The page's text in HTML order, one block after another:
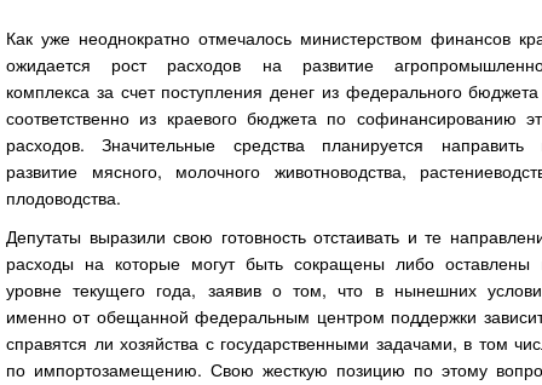
Как уже неоднократно отмечалось министерством финансов
ожидается рост расходов на развитие
комплекса за счет поступления денег из федерального
соответственно из краевого бюджета по софинансированию
расходов. Значительные средства планируется направить
развитие мясного, молочного животноводства,
плодоводства.
Депутаты выразили свою готовность отстаивать и те
расходы на которые могут быть сокращены либо оставлены
уровне текущего года, заявив о том, что в нынешних
именно от обещанной федеральным центром поддержки
справятся ли хозяйства с государственными задачами, в том
по импортозамещению. Свою жесткую позицию по этому